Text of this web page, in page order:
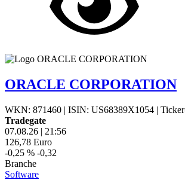
ORACLE CORPORATION
WKN: 871460 | ISIN: US68389X1054 |
Tradegate
07.08.26 | 21:56
126,78 Euro
-0,25 % -0,32
Branche
Software